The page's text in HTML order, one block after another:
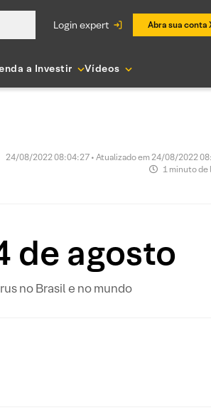
login expert Abra sua conta
a Investir Vídeos
24/08/2022 08:04:27 • Atualizado em 24/08/2022
1 minuto
de agosto
no Brasil e no mundo